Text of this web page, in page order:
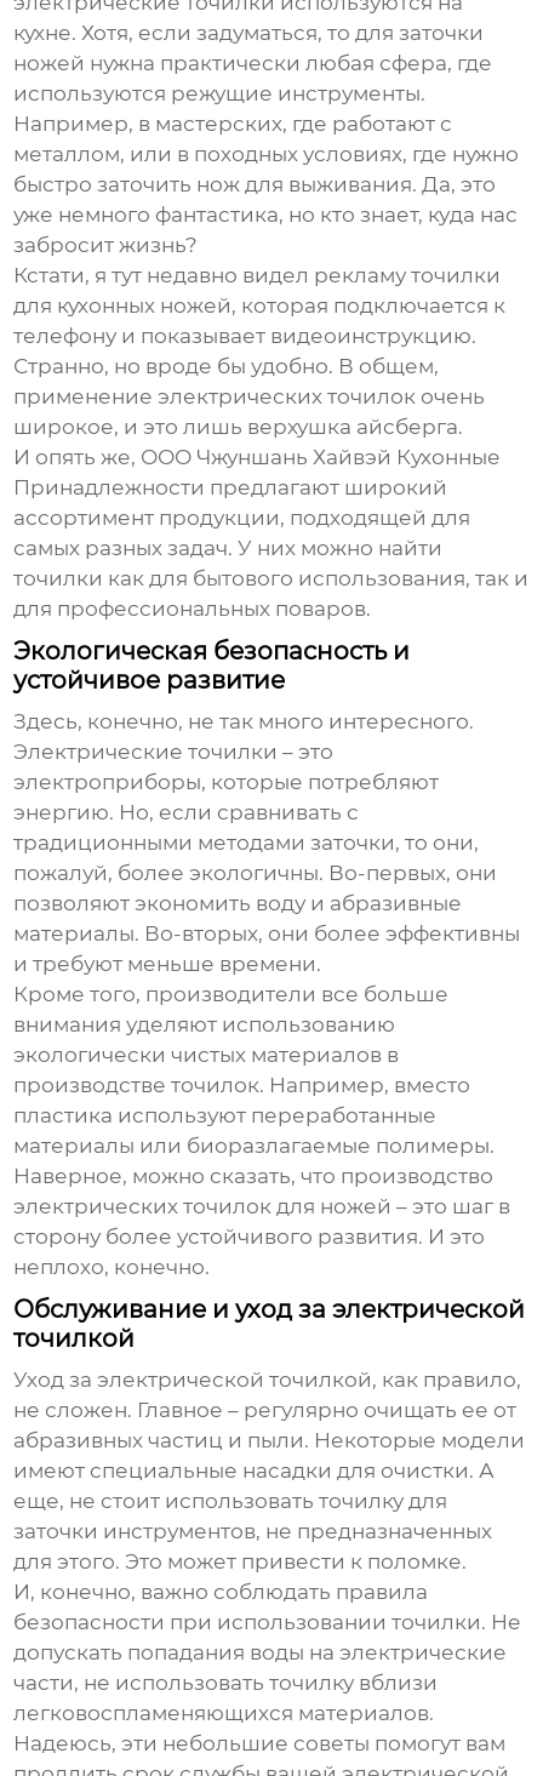
кухне. Хотя, если задуматься, то для заточки
ножей нужна практически любая сфера, где
используются режущие инструменты.
Например, в мастерских, где работают с
металлом, или в походных условиях, где нужно
быстро заточить нож для выживания. Да, это
уже немного фантастика, но кто знает, куда нас
забросит жизнь?
Кстати, я тут недавно видел рекламу точилки
для кухонных ножей, которая подключается к
телефону и показывает видеоинструкцию.
Странно, но вроде бы удобно. В общем,
применение электрических точилок очень
широкое, и это лишь верхушка айсберга.
И опять же, ООО Чжуншань Хайвэй Кухонные
Принадлежности предлагают широкий
ассортимент продукции, подходящей для
самых разных задач. У них можно найти
точилки как для бытового использования, так и
для профессиональных поваров.
Экологическая безопасность и
устойчивое развитие
Здесь, конечно, не так много интересного.
Электрические точилки – это
электроприборы, которые потребляют
энергию. Но, если сравнивать с
традиционными методами заточки, то они,
пожалуй, более экологичны. Во-первых, они
позволяют экономить воду и абразивные
материалы. Во-вторых, они более эффективны
и требуют меньше времени.
Кроме того, производители все больше
внимания уделяют использованию
экологически чистых материалов в
производстве точилок. Например, вместо
пластика используют переработанные
материалы или биоразлагаемые полимеры.
Наверное, можно сказать, что производство
электрических точилок для ножей – это шаг в
сторону более устойчивого развития. И это
неплохо, конечно.
Обслуживание и уход за электрической
точилкой
Уход за электрической точилкой, как правило,
не сложен. Главное – регулярно очищать ее от
абразивных частиц и пыли. Некоторые модели
имеют специальные насадки для очистки. А
еще, не стоит использовать точилку для
заточки инструментов, не предназначенных
для этого. Это может привести к поломке.
И, конечно, важно соблюдать правила
безопасности при использовании точилки. Не
допускать попадания воды на электрические
части, не использовать точилку вблизи
легковоспламеняющихся материалов.
Надеюсь, эти небольшие советы помогут вам